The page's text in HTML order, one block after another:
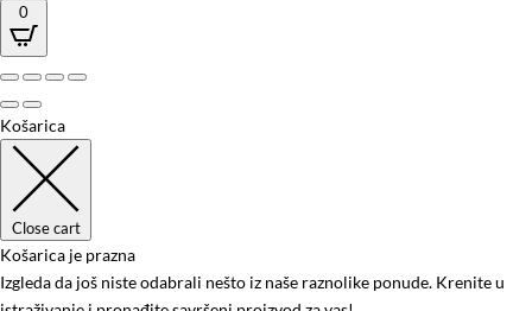
0
Košarica
Close cart
Košarica je prazna
Izgleda da još niste odabrali nešto iz naše raznolike ponude. Krenite u